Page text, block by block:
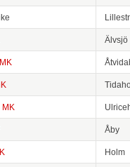
Älvsjö
Åby
Holm